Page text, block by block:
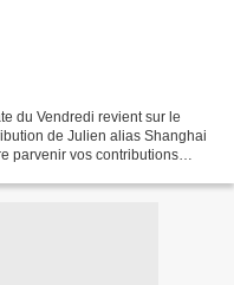
du Vendredi revient sur le
de Julien alias Shanghai
parvenir vos contributions